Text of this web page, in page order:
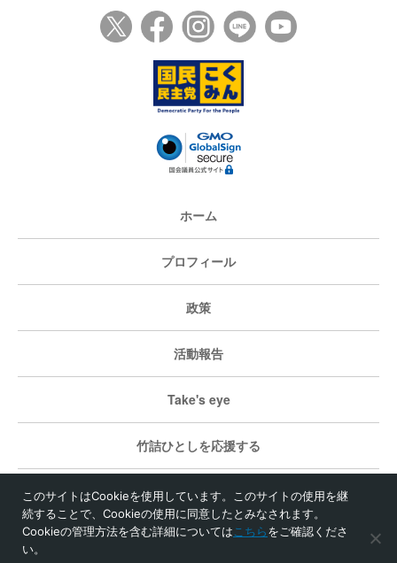
ホーム
プロフィール
政策
活動報告
Take's eye
竹詰ひとしを応援する
個人情報保護方針
このサイトはCookieを使用しています。このサイトの使用を継
続することで、Cookieの使用に同意したとみなされます。
Cookieの管理方法を含む詳細については こちらをご確認くださ
い。